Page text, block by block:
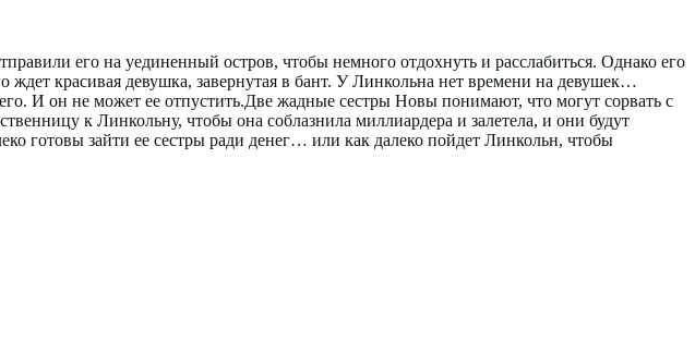
его на уединенный остров, чтобы немного отдохнуть и расслабиться. Однако его
красивая девушка, завернутая в бант. У Линкольна нет времени на девушек…
И он не может ее отпустить.Две жадные сестры Новы понимают, что могут сорвать с
к Линкольну, чтобы она соблазнила миллиардера и залетела, и они будут
готовы зайти ее сестры ради денег… или как далеко пойдет Линкольн, чтобы